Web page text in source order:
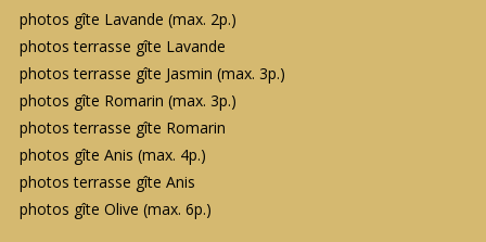
photos gîte Lavande (max. 2p.)
photos terrasse gîte Lavande
photos terrasse gîte Jasmin (max. 3p.)
photos gîte Romarin (max. 3p.)
photos terrasse gîte Romarin
photos gîte Anis (max. 4p.)
photos terrasse gîte Anis
photos gîte Olive (max. 6p.)